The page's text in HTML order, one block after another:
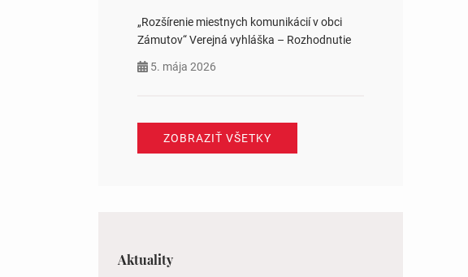
„Rozšírenie miestnych komunikácií v obci
Zámutov“ Verejná vyhláška – Rozhodnutie
5. mája 2026
ZOBRAZIŤ VŠETKY
Aktuality